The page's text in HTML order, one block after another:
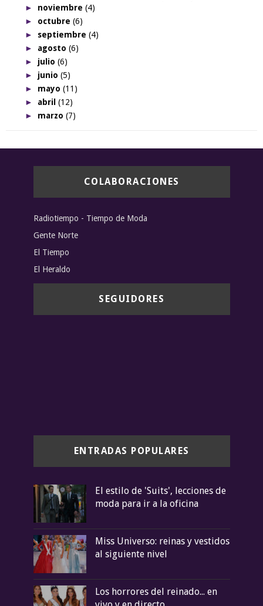
► noviembre (4)
► octubre (6)
► septiembre (4)
► agosto (6)
► julio (6)
► junio (5)
► mayo (11)
► abril (12)
► marzo (7)
COLABORACIONES
Radiotiempo - Tiempo de Moda
Gente Norte
El Tiempo
El Heraldo
SEGUIDORES
ENTRADAS POPULARES
El estilo de 'Suits', lecciones de
moda para ir a la oficina
Miss Universo: reinas y vestidos
al siguiente nivel
Los horrores del reinado... en